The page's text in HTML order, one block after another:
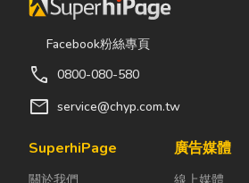
能取得資金應
急，同時保留
的獲利空間。
依承作單位不
為證券公司的
食；陽台、庭
床。潮濕陰暗
吸引白蟻、蛾
Facebook粉絲專頁
call 0800-080-580
mail service@chyp.com.tw
SuperhiPage
關於我們
廣告媒體
線上媒體